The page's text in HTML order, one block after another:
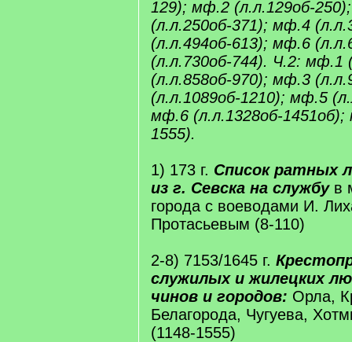
129); мф.2 (л.л.129об-
(л.л.250об-371); мф.4
(л.л.494об-613); мф.6
(л.л.730об-744). Ч.2: мф.1
(л.л.858об-970); мф.3
(л.л.1089об-1210); мф.5
мф.6 (л.л.1328об-
1555).
1) 173 г. Список ратных
из г. Севска на службув
города с воеводами И.
Протасьевым (8-110)
2-8) 7153/1645 г.
служилых и жилецких
чинов и городов: Орла,
Белагорода, Чугуева,
(1148-1555)